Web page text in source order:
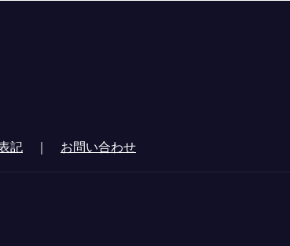
記 ｜ お問い合わせ